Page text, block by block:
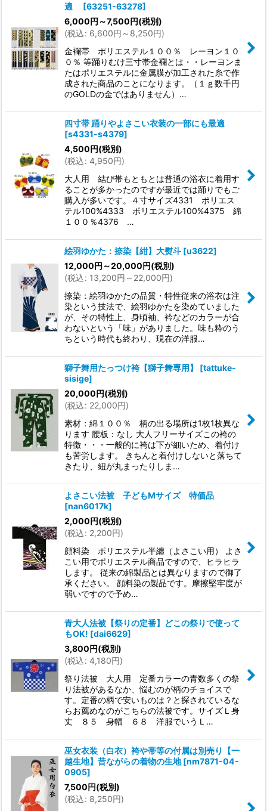
適
[63251-63278]
6,000円 ～7,500円(税別)
(税込: 6,600円 ～8,250円)
金襴帯 ポリエステル１００％ レーヨン１０
０％ 等踊りむけ三寸帯金襴とは・・レーヨンま
たはポリエステルに金属膜が加工された糸で作
成された商品のことになります。（１ｇ数千円
のGOLDの金ではありません）…
四寸帯 踊りやよさこい衣装の一部にも最適
[s4331-s4379]
4,500円(税別)
(税込: 4,950円)
大人用 結び帯もともとは普通の浴衣に着用す
ることが多かったのですが最近では踊りでもご
購入が多いです。４寸サイズ4331 ポリエス
テル100%4333 ポリエステル100%4375 綿
１００％4376 …
絵羽ゆかた：捺染【紺】大熨斗 [u3622]
12,000円 ～20,000円(税別)
(税込: 13,200円 ～22,000円)
捺染：絵羽ゆかたの品質・特性従来の浴衣は注
染という技法で、絵羽ゆかたを染めていました
が、その特性上、身頃袖、衿などのカラーが合
わないという「味」がありました。味も粋のう
ちという時代も終わり、現在の洋服…
獅子舞用たっつけ袴【獅子舞専用】 [tattuke-
sisige]
20,000円(税別)
(税込: 22,000円)
素材：綿１００％ 柄の出る場所は1枚1枚異な
ります 腰板：なし 大人フリーサイズこの袴の
特徴・・・一般的に袴は下が細いため、着付け
も苦労します。 きちんと着付けしないと落ちて
きたり、紐が丸まったりしま…
よさこい法被 子どもMサイズ 特価品
[nan6017k]
2,000円(税別)
(税込: 2,200円)
顔料染 ポリエステル半纏（よさこい用） よさ
こい用でポリエステル商品ですので、ヒラヒラ
します。 従来の綿製品とは異なりますので御了
承ください。 顔料染の製品です。摩擦堅牢度が
弱いですので予め…
青大人法被【祭りの定番】どこの祭りで使って
もOK! [dai6629]
3,800円(税別)
(税込: 4,180円)
祭り法被 大人用 定番カラーの青数多くの祭
り法被があるなか、悩むのが柄のチョイスで
す。定番の柄で安いものは？と探されているな
らお薦めなのがこちらの法被です。サイズＬ身
丈 ８５ 身幅 ６８ 洋服でいうＬ…
巫女衣装（白衣）袴や帯等の付属は別売り【一
越生地】昔ながらの着物の生地 [nm7871-04-
0905]
7,500円(税別)
(税込: 8,250円)